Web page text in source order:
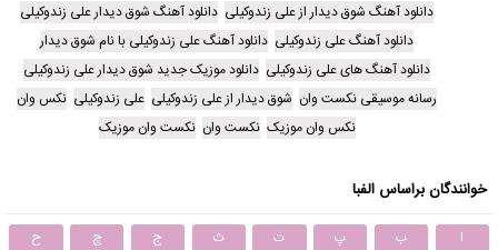
دانلود آهنگ شوق دیدار از علی زندوکیلی دانلود آهنگ شوق دیدار علی زندوکیلی
دانلود آهنگ علی زندوکیلی دانلود آهنگ علی زندوکیلی با نام شوق دیدار
دانلود آهنگ های علی زندوکیلی دانلود موزیک جدید شوق دیدار علی زندوکیلی
رسانه موسیقی نکست وان شوق دیدار از علی زندوکیلی علی زندوکیلی نکس وان
نکس وان موزیک نکست وان نکست وان موزیک
خوانندگان براساس الفبا
ا ب پ ت ث ج چ
ح